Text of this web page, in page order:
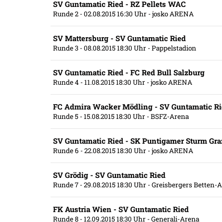
SV Guntamatic Ried - RZ Pellets WAC
Runde 2 - 02.08.2015 16:30 Uhr - josko ARENA
SV Mattersburg - SV Guntamatic Ried
Runde 3 - 08.08.2015 18:30 Uhr - Pappelstadion
SV Guntamatic Ried - FC Red Bull Salzburg
Runde 4 - 11.08.2015 18:30 Uhr - josko ARENA
FC Admira Wacker Mödling - SV Guntamatic
Runde 5 - 15.08.2015 18:30 Uhr - BSFZ-Arena
SV Guntamatic Ried - SK Puntigamer Sturm
Runde 6 - 22.08.2015 18:30 Uhr - josko ARENA
SV Grödig - SV Guntamatic Ried
Runde 7 - 29.08.2015 18:30 Uhr - Greisbergers Betten-
FK Austria Wien - SV Guntamatic Ried
Runde 8 - 12.09.2015 18:30 Uhr - Generali-Arena